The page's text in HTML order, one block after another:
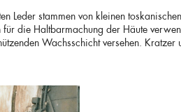
Leder stammen von kleinen
die Haltbarmachung der Häute
Wachsschicht versehen.